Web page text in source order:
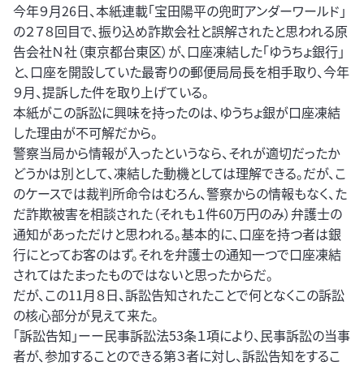
今年９月26日、本紙連載「宝田陽平の兜町アンダーワールド」
の２７８回目で、振り込め詐欺会社と誤解されたと思われる原
告会社Ｎ社（東京都台東区）が、口座凍結した「ゆうちょ銀行」
と、口座を開設していた最寄りの郵便局局長を相手取り、今年
９月、提訴した件を取り上げている。
本紙がこの訴訟に興味を持ったのは、ゆうちょ銀が口座凍結
した理由が不可解だから。
警察当局から情報が入ったというなら、それが適切だったか
どうかは別として、凍結した動機としては理解できる。だが、こ
のケースでは裁判所命令はむろん、警察からの情報もなく、た
だ詐欺被害を相談された（それも１件60万円のみ）弁護士の
通知があっただけと思われる。基本的に、口座を持つ者は銀
行にとってお客のはず。それを弁護士の通知一つで口座凍結
されてはたまったものではないと思ったからだ。
だが、この11月８日、訴訟告知されたことで何となくこの訴訟
の核心部分が見えて来た。
「訴訟告知」ーー民事訴訟法53条１項により、民事訴訟の当事
者が、参加することのできる第３者に対し、訴訟告知をするこ